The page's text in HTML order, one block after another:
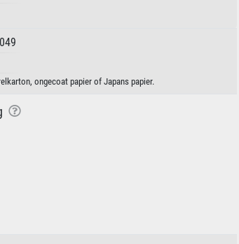
ongecoat papier of Japans papier.